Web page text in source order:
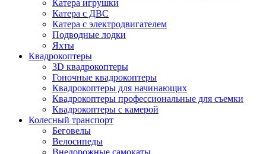
Катера игрушки
Катера с ДВС
Катера с электродвигателем
Подводные лодки
Яхты
Квадрокоптеры
3D квадрокоптеры
Гоночные квадрокоптеры
Квадрокоптеры для начинающих
Квадрокоптеры профессиональные для съемки
Квадрокоптеры с камерой
Колесный транспорт
Беговелы
Велосипеды
Внедорожные самокаты